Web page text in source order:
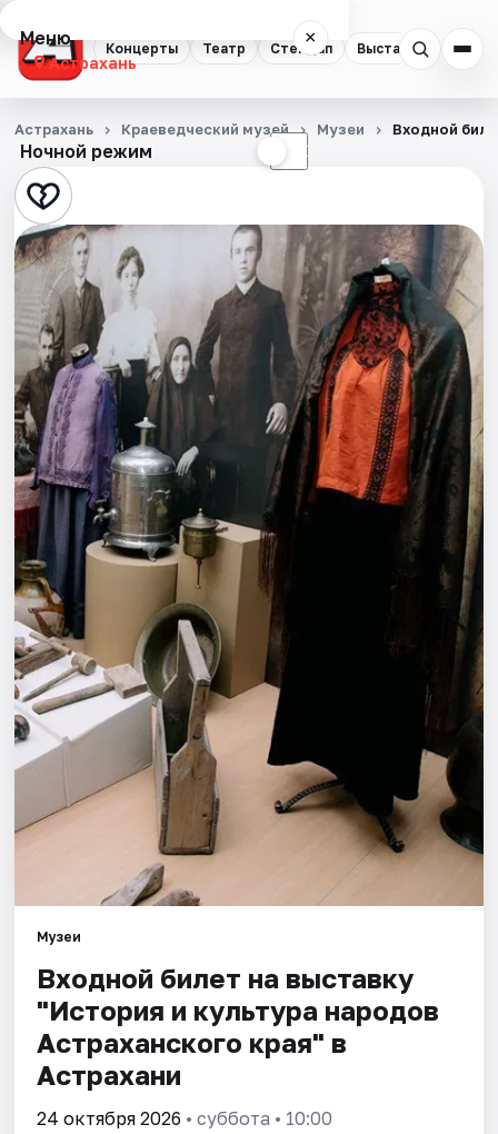
Концерты Театр Стендап Выставки
Меню ×
Астрахань
Концерты
Театр
Стендап
Выставки
Квесты
Экскурсии
Спорт
События
Города
Площадки
Артисты
Рейтинги
Ночной режим ☾
Астрахань Краеведческий музей Музеи Входной
Музеи
Входной билет на выставку
"История и культура народов
Астраханского края" в
Астрахани
24 октября 2026 • суббота • 10:00